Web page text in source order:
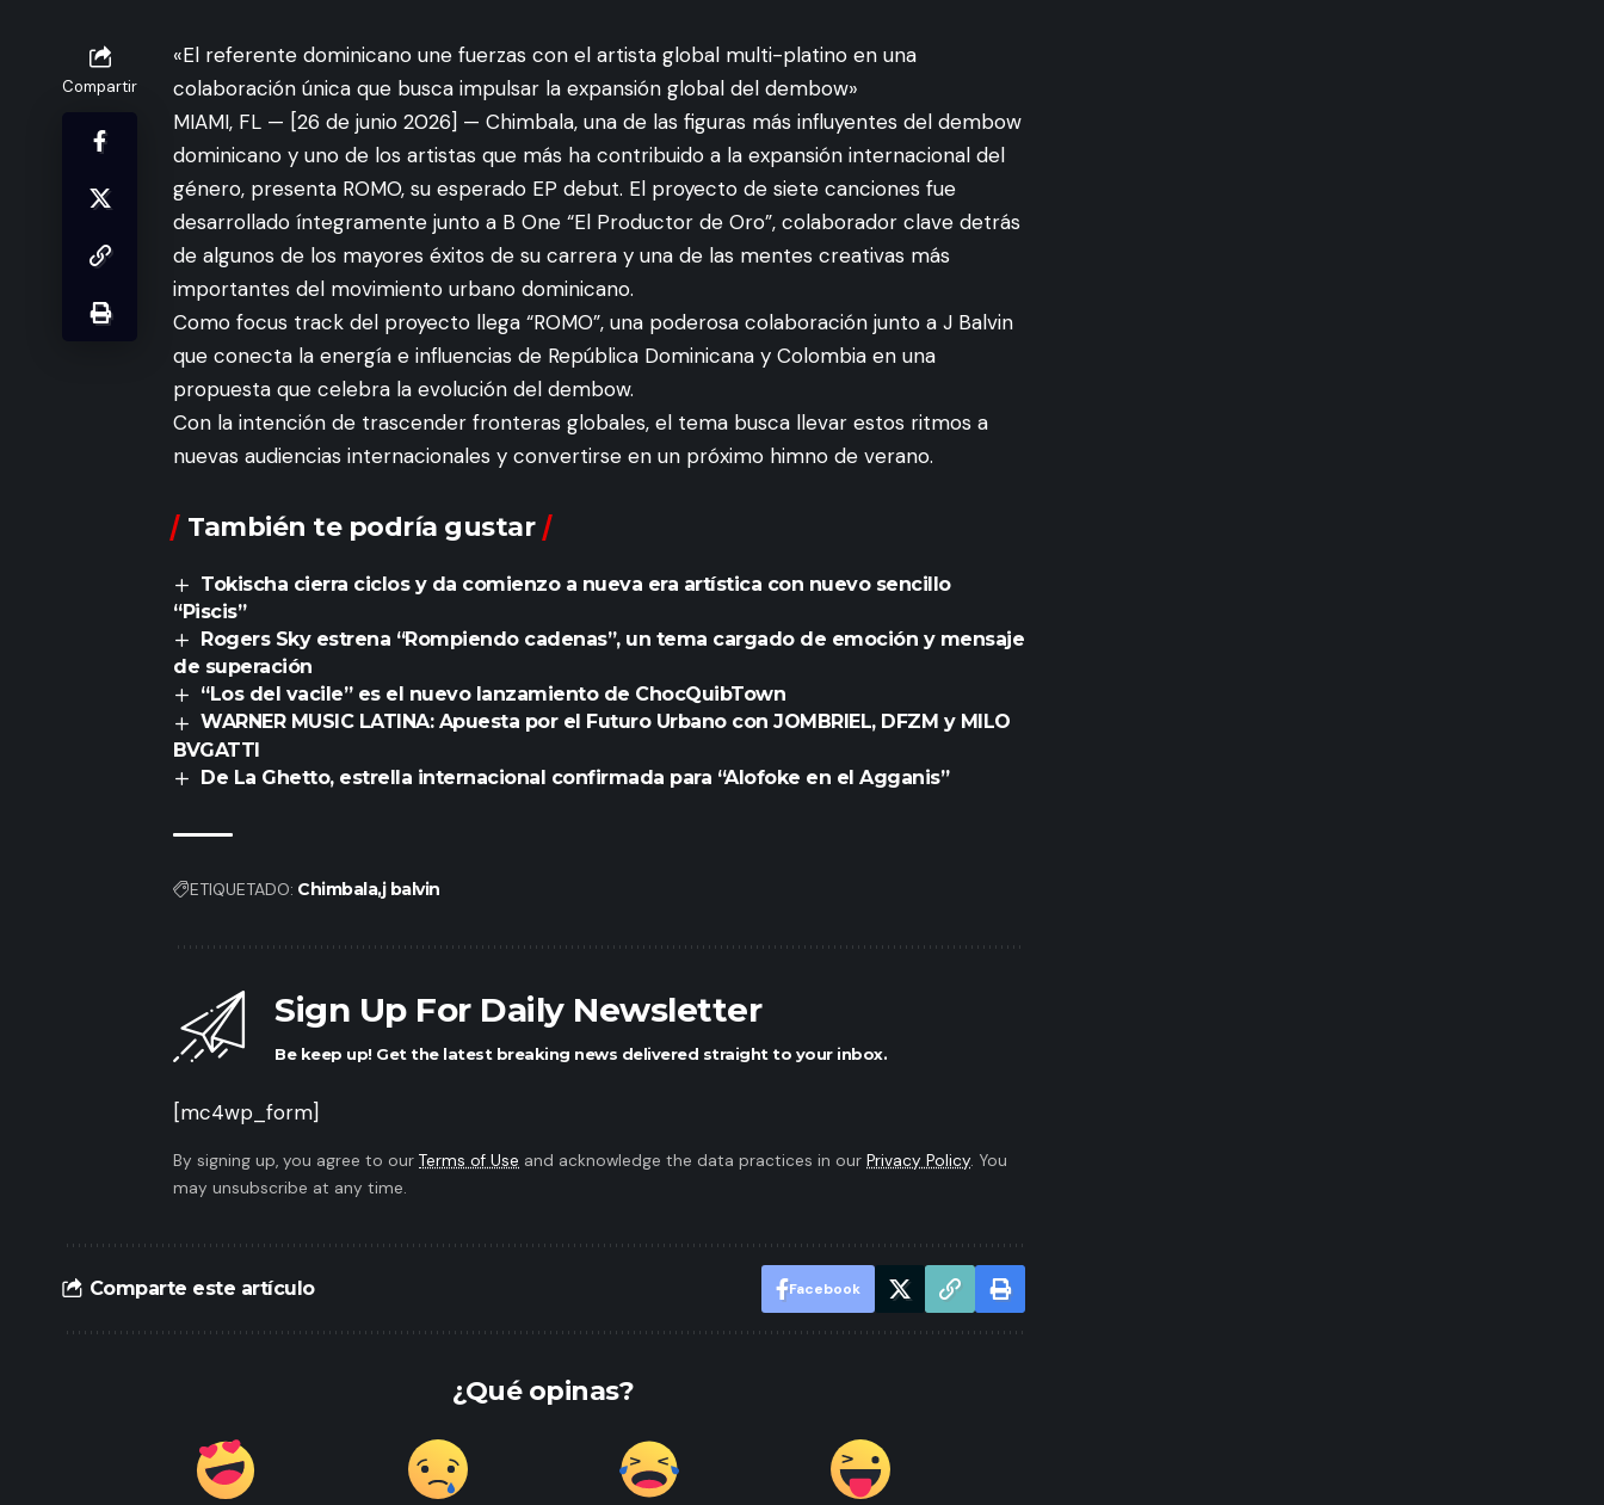
Compartir
«El referente dominicano une fuerzas con el artista global multi-platino en una
colaboración única que busca impulsar la expansión global del dembow»
MIAMI, FL — [26 de junio 2026] — Chimbala, una de las figuras más influyentes del dembow
dominicano y uno de los artistas que más ha contribuido a la expansión internacional del
género, presenta ROMO, su esperado EP debut. El proyecto de siete canciones fue
desarrollado íntegramente junto a B One “El Productor de Oro”, colaborador clave detrás
de algunos de los mayores éxitos de su carrera y una de las mentes creativas más
importantes del movimiento urbano dominicano.
Como focus track del proyecto llega “ROMO”, una poderosa colaboración junto a J Balvin
que conecta la energía e influencias de República Dominicana y Colombia en una
propuesta que celebra la evolución del dembow.
Con la intención de trascender fronteras globales, el tema busca llevar estos ritmos a
nuevas audiencias internacionales y convertirse en un próximo himno de verano.
También te podría gustar
Tokischa cierra ciclos y da comienzo a nueva era artística con nuevo sencillo
“Piscis”
Rogers Sky estrena “Rompiendo cadenas”, un tema cargado de emoción y mensaje
de superación
“Los del vacile” es el nuevo lanzamiento de ChocQuibTown
WARNER MUSIC LATINA: Apuesta por el Futuro Urbano con JOMBRIEL, DFZM y MILO
BVGATTI
De La Ghetto, estrella internacional confirmada para “Alofoke en el Agganis”
ETIQUETADO: Chimbalaj balvin
Sign Up For Daily Newsletter
Be keep up! Get the latest breaking news delivered straight to your inbox.
[mc4wp_form]
By signing up, you agree to our Terms of Use and acknowledge the data practices in our Privacy Policy. You
may unsubscribe at any time.
Comparte este artículo Facebook
¿Qué opinas?